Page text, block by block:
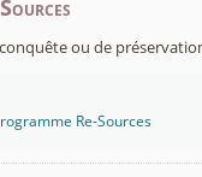
ou de
Re-Sources